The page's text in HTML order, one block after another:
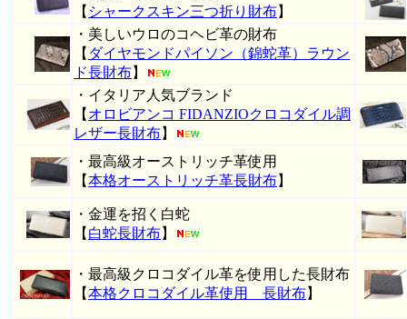
【 シャークスキン三つ折り財布】
・美しいウロのコヘビ革の財布
【 ダイヤモンドパイソン（錦蛇革）ラウン
ド長財布】
・イタリア人気ブランド
【 オロビアンコ FIDANZIOクロコダイル調
レザー長財布】
・最高級オーストリッチ革使用
【本格オーストリッチ革長財布】
・金運を招く白蛇
【 白蛇長財布】
・最高級クロコダイル革を使用した長財布
【本格クロコダイル革使用 長財布】